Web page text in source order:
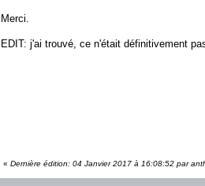
Merci.
EDIT: j'ai trouvé, ce n'était définitivement
« Dernière édition: 04 Janvier 2017 à 16:08:52 par